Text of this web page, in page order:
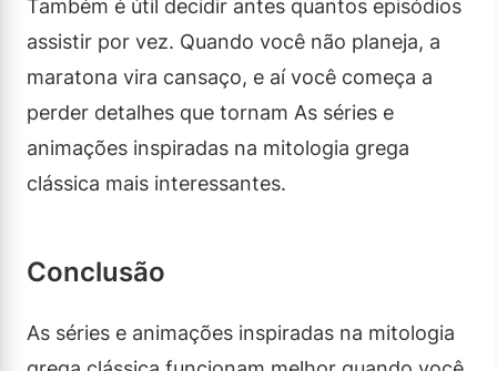
Também é útil decidir antes quantos episódios
assistir por vez. Quando você não planeja, a
maratona vira cansaço, e aí você começa a
perder detalhes que tornam As séries e
animações inspiradas na mitologia grega
clássica mais interessantes.
Conclusão
As séries e animações inspiradas na mitologia